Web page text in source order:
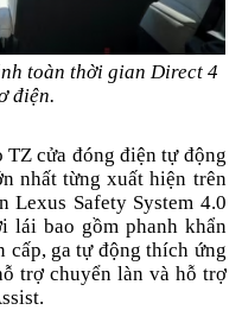
toàn thời gian Direct 4
điện.
cửa đóng điện tự động
nhất từng xuất hiện trên
Lexus Safety System 4.0
lái bao gồm phanh khẩn
cấp, ga tự động thích ứng
trợ chuyển làn và hỗ trợ